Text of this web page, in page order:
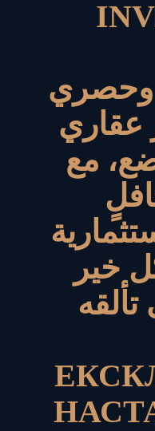
وحصري
عقاري
مع
خير